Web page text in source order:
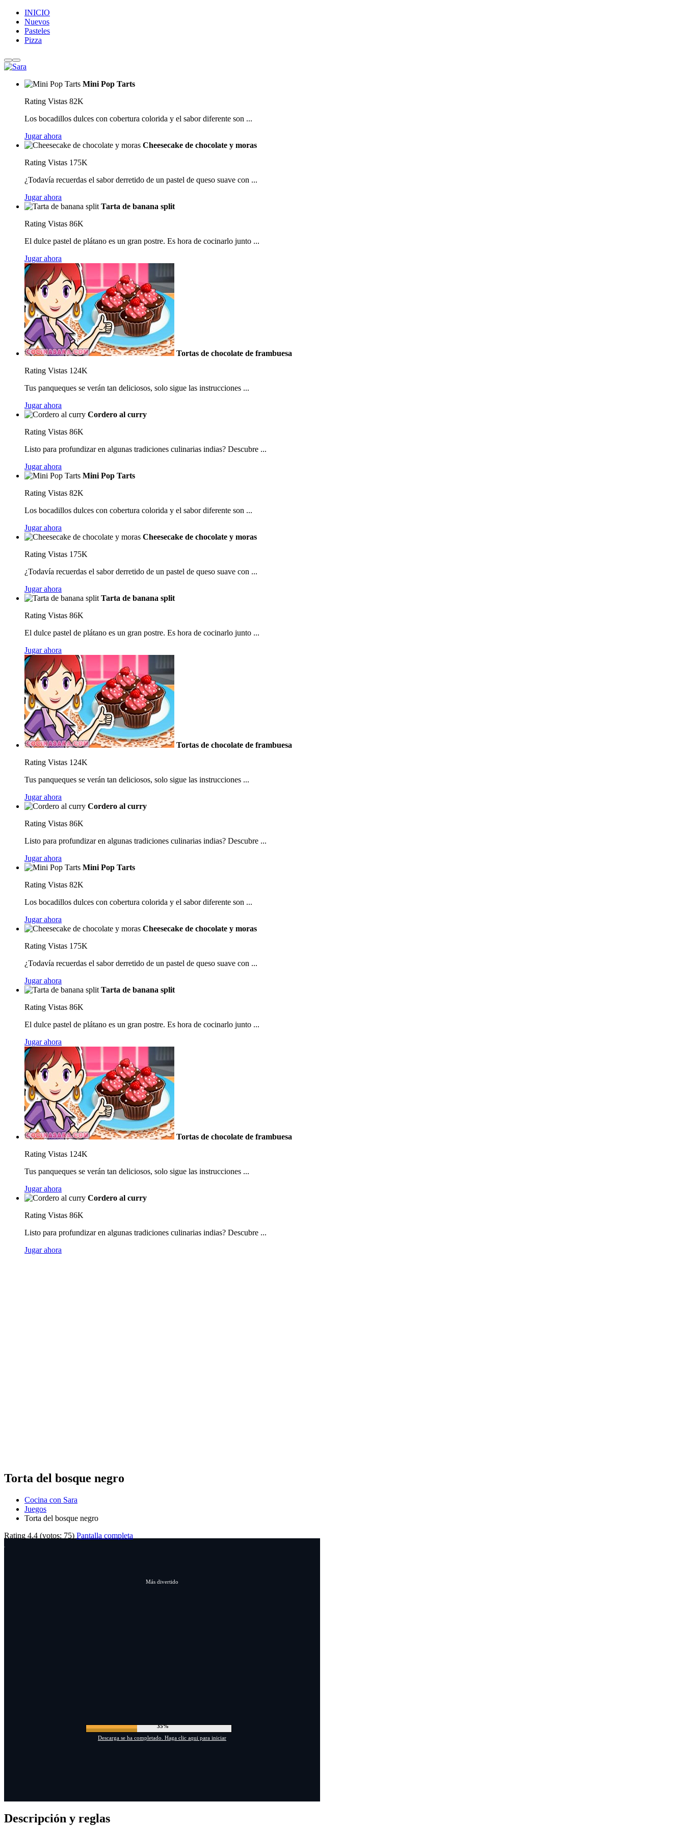
INICIO
Nuevos
Pasteles
Pizza
Mini Pop Tarts
Rating Vistas 82K
Los bocadillos dulces con cobertura colorida y el sabor diferente son ...
Jugar ahora
Cheesecake de chocolate y moras
Rating Vistas 175K
¿Todavía recuerdas el sabor derretido de un pastel de queso suave con ...
Jugar ahora
Tarta de banana split
Rating Vistas 86K
El dulce pastel de plátano es un gran postre. Es hora de cocinarlo junto ...
Jugar ahora
Tortas de chocolate de frambuesa
Rating Vistas 124K
Tus panqueques se verán tan deliciosos, solo sigue las instrucciones ...
Jugar ahora
Cordero al curry
Rating Vistas 86K
Listo para profundizar en algunas tradiciones culinarias indias? Descubre ...
Jugar ahora
Mini Pop Tarts
Rating Vistas 82K
Los bocadillos dulces con cobertura colorida y el sabor diferente son ...
Jugar ahora
Cheesecake de chocolate y moras
Rating Vistas 175K
¿Todavía recuerdas el sabor derretido de un pastel de queso suave con ...
Jugar ahora
Tarta de banana split
Rating Vistas 86K
El dulce pastel de plátano es un gran postre. Es hora de cocinarlo junto ...
Jugar ahora
Tortas de chocolate de frambuesa
Rating Vistas 124K
Tus panqueques se verán tan deliciosos, solo sigue las instrucciones ...
Jugar ahora
Cordero al curry
Rating Vistas 86K
Listo para profundizar en algunas tradiciones culinarias indias? Descubre ...
Jugar ahora
Mini Pop Tarts
Rating Vistas 82K
Los bocadillos dulces con cobertura colorida y el sabor diferente son ...
Jugar ahora
Cheesecake de chocolate y moras
Rating Vistas 175K
¿Todavía recuerdas el sabor derretido de un pastel de queso suave con ...
Jugar ahora
Tarta de banana split
Rating Vistas 86K
El dulce pastel de plátano es un gran postre. Es hora de cocinarlo junto ...
Jugar ahora
Tortas de chocolate de frambuesa
Rating Vistas 124K
Tus panqueques se verán tan deliciosos, solo sigue las instrucciones ...
Jugar ahora
Cordero al curry
Rating Vistas 86K
Listo para profundizar en algunas tradiciones culinarias indias? Descubre ...
Jugar ahora
Torta del bosque negro
Cocina con Sara
Juegos
Torta del bosque negro
Rating 4.4 (votos: 75) Pantalla completa
Más divertido
41%
Descarga se ha completado. Haga clic aqui para iniciar
Descripción y reglas